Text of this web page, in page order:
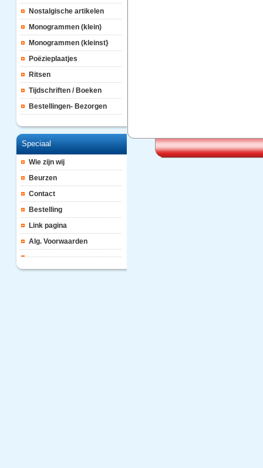
Nostalgische artikelen
Monogrammen (klein)
Monogrammen (kleinst}
Poëzieplaatjes
Ritsen
Tijdschriften / Boeken
Bestellingen- Bezorgen
Speciaal
Wie zijn wij
Beurzen
Contact
Bestelling
Link pagina
Alg. Voorwaarden